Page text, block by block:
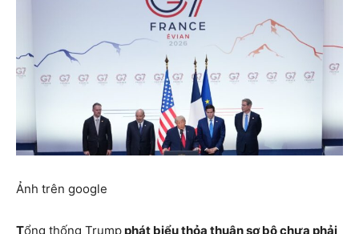
Ảnh trên google
Tổng thống Trumpphát biểu thỏa thuận sơ bộ chưa phải